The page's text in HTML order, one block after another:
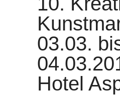
03.03.
Hotel